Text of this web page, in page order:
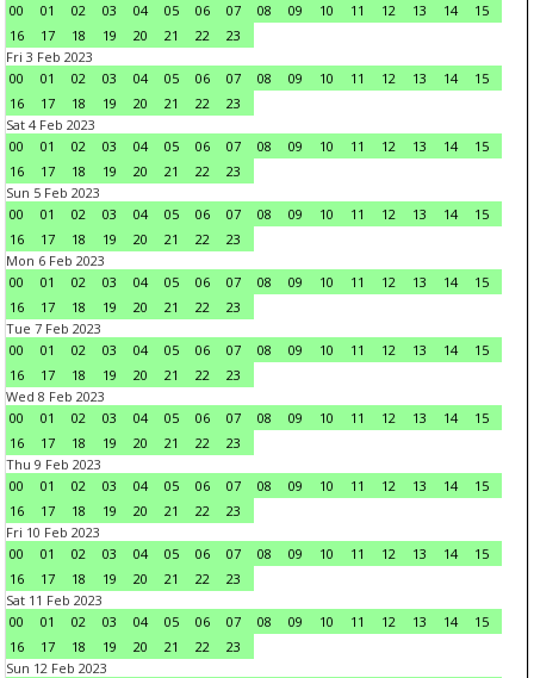
00
01 02 03 04 05 06 07 08 09 10 11 12 13 14
15
16
17 18 19 20 21 22
23
Fri 3 Feb 2023
00
01 02 03 04 05 06 07 08 09 10 11 12 13 14
15
16
17 18 19 20 21 22
23
Sat 4 Feb 2023
00
01 02 03 04 05 06 07 08 09 10 11 12 13 14
15
16
17 18 19 20 21 22
23
Sun 5 Feb 2023
00
01 02 03 04 05 06 07 08 09 10 11 12 13 14
15
16
17 18 19 20 21 22
23
Mon 6 Feb 2023
00
01 02 03 04 05 06 07 08 09 10 11 12 13 14
15
16
17 18 19 20 21 22
23
Tue 7 Feb 2023
00
01 02 03 04 05 06 07 08 09 10 11 12 13 14
15
16
17 18 19 20 21 22
23
Wed 8 Feb 2023
00
01 02 03 04 05 06 07 08 09 10 11 12 13 14
15
16
17 18 19 20 21 22
23
Thu 9 Feb 2023
00
01 02 03 04 05 06 07 08 09 10 11 12 13 14
15
16
17 18 19 20 21 22
23
Fri 10 Feb 2023
00
01 02 03 04 05 06 07 08 09 10 11 12 13 14
15
16
17 18 19 20 21 22
23
Sat 11 Feb 2023
00
01 02 03 04 05 06 07 08 09 10 11 12 13 14
15
16
17 18 19 20 21 22
23
Sun 12 Feb 2023